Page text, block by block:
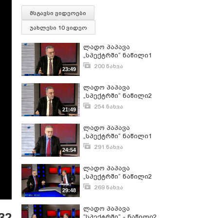
მსგავსი ვიდეოები
უახლესი 10 ვიდეო
23:49
ლადო პაპავა
„სპექტრში“ ნაწილი1
200 ნახვა
21:49
ლადო პაპავა
„სპექტრში“ ნაწილი2
254 ნახვა
24:54
ლადო პაპავა
„სპექტრში“ ნაწილი1
291 ნახვა
29:48
ლადო პაპავა
„სპექტრში“ ნაწილი2
269 ნახვა
ლადო პაპავა